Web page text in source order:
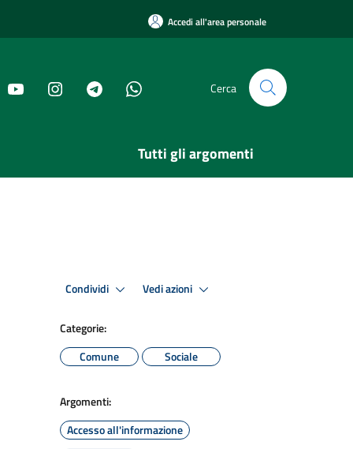
Accedi all'area personale
Cerca
Tutti gli argomenti
Condividi Vedi azioni
Categorie:
Comune
Sociale
Argomenti:
Accesso all'informazione